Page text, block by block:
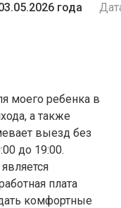
года
моего ребенка в
а также
выезд без
до 19:00.
плата
комфортные